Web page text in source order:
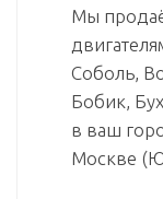
Мы
Соболь,
Бобик,
в ваш
Москве